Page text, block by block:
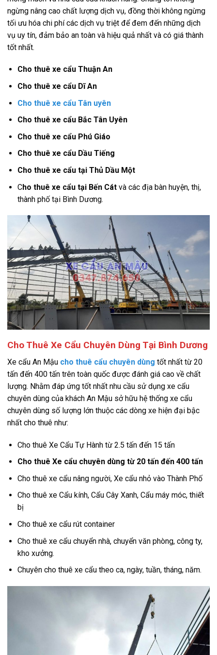
ngừng nâng cao chất lượng dịch vụ, đồng thời không ngừng
tối ưu hóa chi phí các dịch vụ triệt để đem đến những dịch
vụ uy tín, đảm bảo an toàn và hiệu quả nhất và có giá thành
tốt nhất.
Cho thuê xe cẩu Thuận An
Cho thuê xe cẩu Dĩ An
Cho thuê xe cẩu Tân uyên
Cho thuê xe cẩu Bắc Tân Uyên
Cho thuê xe cẩu Phú Giáo
Cho thuê xe cẩu Dầu Tiếng
Cho thuê xe cẩu tại Thủ Dầu Một
Cho thuê xe cẩu tại Bến Cát và các địa bàn huyện, thị,
thành phố tại Bình Dương.
Cho Thuê Xe Cẩu Chuyên Dùng Tại Bình Dương
Xe cẩu An Mậu cho thuê cẩu chuyên dùng tốt nhất từ 20
tấn đến 400 tấn trên toàn quốc được đánh giá cao về chất
lượng. Nhằm đáp ứng tốt nhất nhu cầu sử dụng xe cẩu
chuyên dùng của khách An Mậu sở hữu hệ thống xe cẩu
chuyên dùng số lượng lớn thuộc các dòng xe hiện đại bậc
nhất cho thuê như:
Cho thuê Xe Cẩu Tự Hành từ 2.5 tấn đến 15 tấn
Cho thuê Xe cẩu chuyên dùng từ 20 tấn đến 400 tấn
Cho thuê xe cẩu nâng người, Xe cẩu nhỏ vào Thành Phố
Cho thuê xe Cẩu kính, Cẩu Cây Xanh, Cẩu máy móc, thiết
bị
Cho thuê xe cẩu rút container
Cho thuê xe cẩu chuyển nhà, chuyển văn phòng, công ty,
kho xưởng.
Chuyên cho thuê xe cẩu theo ca, ngày, tuần, tháng, năm.